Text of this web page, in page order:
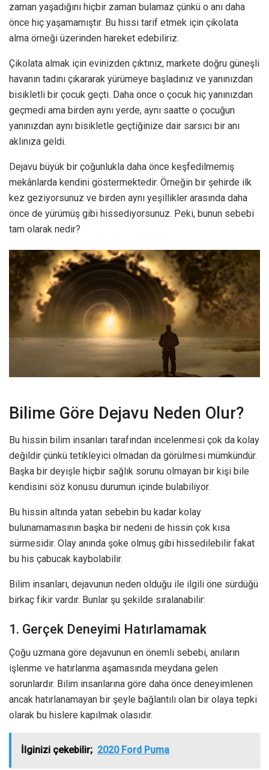
zaman yaşadığını hiçbir zaman bulamaz çünkü o anı daha
önce hiç yaşamamıştır. Bu hissi tarif etmek için çikolata
alma örneği üzerinden hareket edebiliriz.
Çikolata almak için evinizden çıktınız, markete doğru güneşli
havanın tadını çıkararak yürümeye başladınız ve yanınızdan
bisikletli bir çocuk geçti. Daha önce o çocuk hiç yanınızdan
geçmedi ama birden aynı yerde, aynı saatte o çocuğun
yanınızdan aynı bisikletle geçtiğinize dair sarsıcı bir anı
aklınıza geldi.
Dejavu büyük bir çoğunlukla daha önce keşfedilmemiş
mekânlarda kendini göstermektedir. Örneğin bir şehirde ilk
kez geziyorsunuz ve birden aynı yeşillikler arasında daha
önce de yürümüş gibi hissediyorsunuz. Peki, bunun sebebi
tam olarak nedir?
Bilime Göre Dejavu Neden Olur?
Bu hissin bilim insanları tarafından incelenmesi çok da kolay
değildir çünkü tetikleyici olmadan da görülmesi mümkündür.
Başka bir deyişle hiçbir sağlık sorunu olmayan bir kişi bile
kendisini söz konusu durumun içinde bulabiliyor.
Bu hissin altında yatan sebebin bu kadar kolay
bulunamamasının başka bir nedeni de hissin çok kısa
sürmesidir. Olay anında şoke olmuş gibi hissedilebilir fakat
bu his çabucak kaybolabilir.
Bilim insanları, dejavunun neden olduğu ile ilgili öne sürdüğü
birkaç fikir vardır. Bunlar şu şekilde sıralanabilir:
1. Gerçek Deneyimi Hatırlamamak
Çoğu uzmana göre dejavunun en önemli sebebi, anıların
işlenme ve hatırlanma aşamasında meydana gelen
sorunlardır. Bilim insanlarına göre daha önce deneyimlenen
ancak hatırlanamayan bir şeyle bağlantılı olan bir olaya tepki
olarak bu hislere kapılmak olasıdır.
İlginizi çekebilir; 2020 Ford Puma